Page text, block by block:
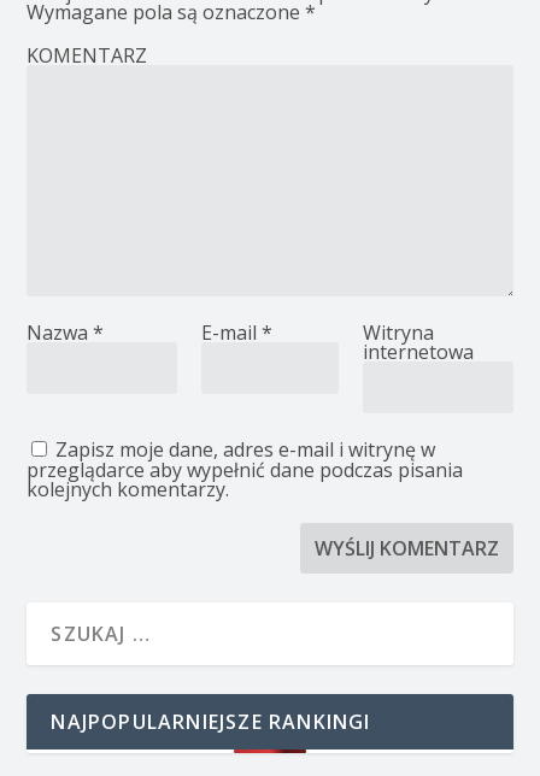
Wymagane pola są oznaczone*
KOMENTARZ
Nazwa* E-mail * Witryna
internetowa
Zapisz moje dane, adres e-mail i witrynę w
przeglądarce aby wypełnić dane podczas pisania
kolejnych komentarzy.
NAJPOPULARNIEJSZE RANKINGI